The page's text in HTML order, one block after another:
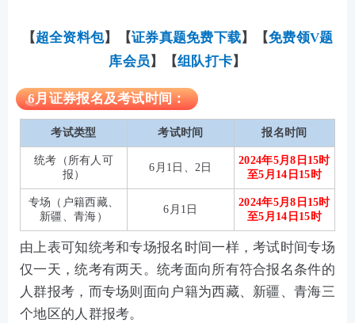
【超全资料包】【证券真题免费下载】 【免费领V题
库会员 】【组队打卡】
6月证券报名及考试时间：
考试类型 考试时间 报名时间
统考（所有人可
报）
6月1日、2日
2024年5月8日15时
至5月14日15时
专场（户籍西藏、
新疆、青海）
6月1日
2024年5月8日15时
至5月14日15时
由上表可知统考和专场报名时间一样，考试时间专场
仅一天，统考有两天。统考面向所有符合报名条件的
人群报考，而专场则面向户籍为西藏、新疆、青海三
个地区的人群报考。